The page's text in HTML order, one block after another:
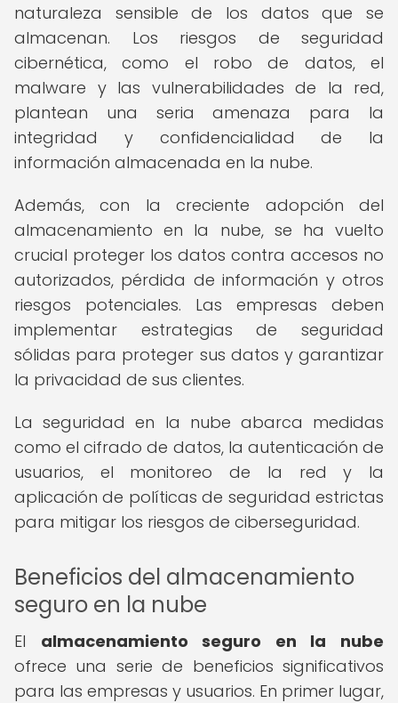
naturaleza sensible de los datos que se
almacenan. Los riesgos de seguridad
cibernética, como el robo de datos, el
malware y las vulnerabilidades de la red,
plantean una seria amenaza para la
integridad y confidencialidad de la
información almacenada en la nube.
Además, con la creciente adopción del
almacenamiento en la nube, se ha vuelto
crucial proteger los datos contra accesos no
autorizados, pérdida de información y otros
riesgos potenciales. Las empresas deben
implementar estrategias de seguridad
sólidas para proteger sus datos y garantizar
la privacidad de sus clientes.
La seguridad en la nube abarca medidas
como el cifrado de datos, la autenticación de
usuarios, el monitoreo de la red y la
aplicación de políticas de seguridad estrictas
para mitigar los riesgos de ciberseguridad.
Beneficios del almacenamiento
seguro en la nube
El almacenamiento seguro en la nube
ofrece una serie de beneficios significativos
para las empresas y usuarios. En primer lugar,